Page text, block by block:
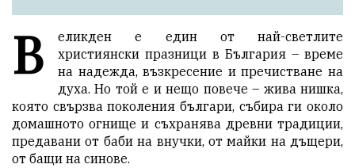
В
еликден е един от най-светлите
християнски празници в България – време
на надежда, възкресение и пречистване на
духа. Но той е и нещо повече – жива нишка,
която свързва поколения българи, събира ги около
домашното огнище и съхранява древни традиции,
предавани от баби на внучки, от майки на дъщери,
от бащи на синове.